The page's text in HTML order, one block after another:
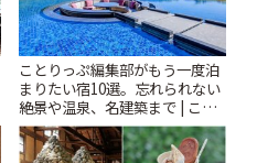
ことりっぷ編集部がもう一度泊
まりたい宿10選。忘れられない
絶景や温泉、名建築まで | こと
りっぷ